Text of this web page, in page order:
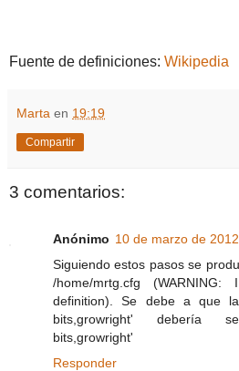
Fuente de definiciones: Wikipedia
Marta en 19:19
Compartir
3 comentarios:
Anónimo 10 de marzo de
Siguiendo estos pasos se
/home/mrtg.cfg
definition). Se debe a que
bits,growright' debería
bits,growright'
Responder